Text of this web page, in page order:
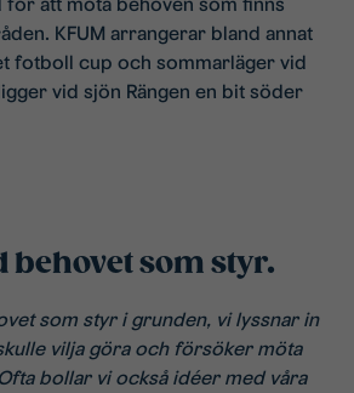
KFUM arrangerar bland annat
fotboll cup och sommarläger vid
vid sjön Rängen en bit söder
behovet som styr.
som styr i grunden, vi lyssnar in
vilja göra och försöker möta
bollar vi också idéer med våra